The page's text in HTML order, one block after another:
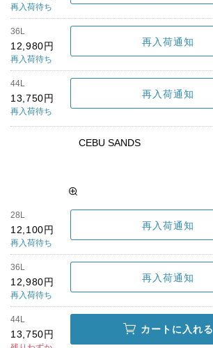
再入荷待ち
36L
12,980円
再入荷待ち
再入荷通知
44L
13,750円
再入荷待ち
再入荷通知
CEBU SANDS
28L
12,100円
再入荷待ち
再入荷通知
36L
12,980円
再入荷待ち
再入荷通知
44L
13,750円 カートに入れる